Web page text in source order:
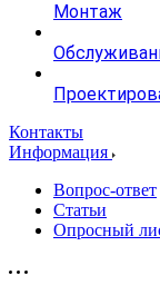
Монтаж
Контакты
Информация
Вопрос-ответ
Статьи
Опросный